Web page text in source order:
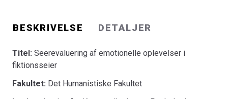
BESKRIVELSE DETALJER
Titel: Seerevaluering af emotionelle oplevelser i
fiktionsseier
Fakultet: Det Humanistiske Fakultet